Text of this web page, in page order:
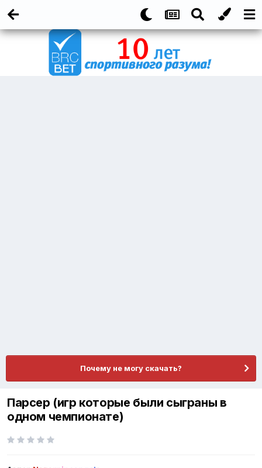
Почему не могу скачать?
Парсер (игр которые были сыграны в
одном чемпионате)